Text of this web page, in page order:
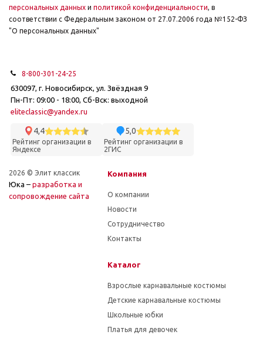
персональных данных и политикой конфиденциальности, в
соответствии с Федеральным законом от 27.07.2006 года №152-ФЗ
"О персональных данных"
8-800-301-24-25
630097, г. Новосибирск, ул. Звёздная 9
Пн-Пт: 09:00 - 18:00, Сб-Вск: выходной
eliteclassic@yandex.ru
4,4
Рейтинг организации в
Яндексе
5,0
Рейтинг организации в
2ГИС
2026 © Элит классик
Юка – разработка и
cопровождение сайта
Компания
О компании
Новости
Сотрудничество
Контакты
Каталог
Взрослые карнавальные костюмы
Детские карнавальные костюмы
Школьные юбки
Платья для девочек